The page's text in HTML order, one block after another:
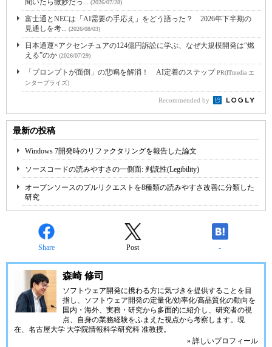
聞いたら微妙だっ... (2026/07/28)
富士通とNECは「AI需要の手応え」をどう語った？ 2026年下半期の
見通しを考... (2026/08/03)
日本通運×アクセンチュアの124億円訴訟に学ぶ、なぜ大規模開発は“燃
える”のか (2026/07/29)
「プロンプトが面倒」の悲鳴を解消！ AI定着のステップPR(ITmedia エ
ンタープライズ)
Recommended by
最新の投稿
Windows 7開発時のリファクタリングを報告した論文
ソースコードの読みやすさの一側面: 判読性(Legibility)
オープンソースのプルリクエストを8種類の読みやすさ改善に分類した
研究
Share Post -
森崎 修司
ソフトウェア開発に携わる方に気づきを提供することを目
指し、ソフトウェア開発の定量化/効率化/高品質化の動向を
国内・海外、実務・研究から多面的に紹介し、研究者の視
点、自身の業務経験をふまえた視点から考察します。現
在、名古屋大学 大学院情報科学研究科 准教授。
» 詳しいプロフィール